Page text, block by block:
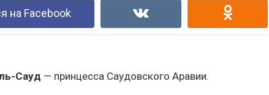
на Facebook
Сауд — принцесса Саудовского Аравии.